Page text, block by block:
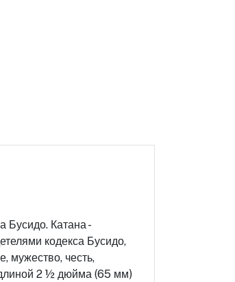
Бусидо. Катана -
кодекса Бусидо,
мужество, честь,
длиной 2 ½ дюйма (65 мм)